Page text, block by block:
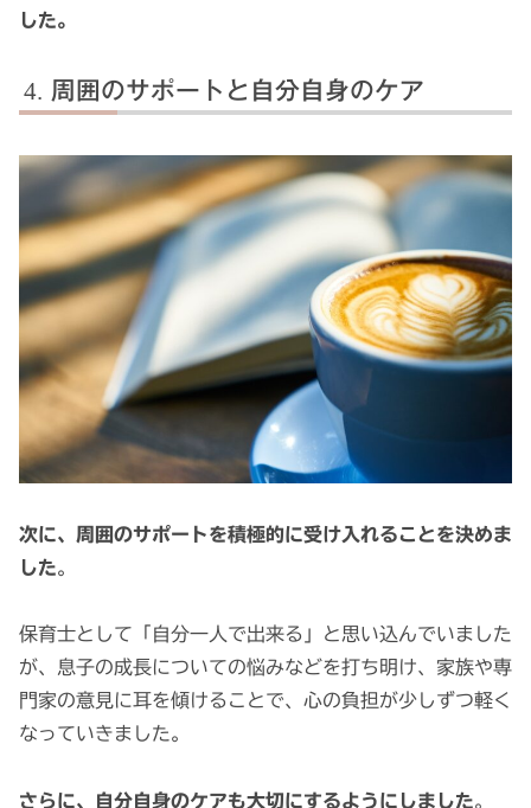
した。
周囲のサポートと自分自身のケア
次に、周囲のサポートを積極的に受け入れることを決めま
した。
保育士として「自分一人で出来る」と思い込んでいました
が、息子の成長についての悩みなどを打ち明け、家族や専
門家の意見に耳を傾けることで、心の負担が少しずつ軽く
なっていきました。
さらに、自分自身のケアも大切にするようにしました。